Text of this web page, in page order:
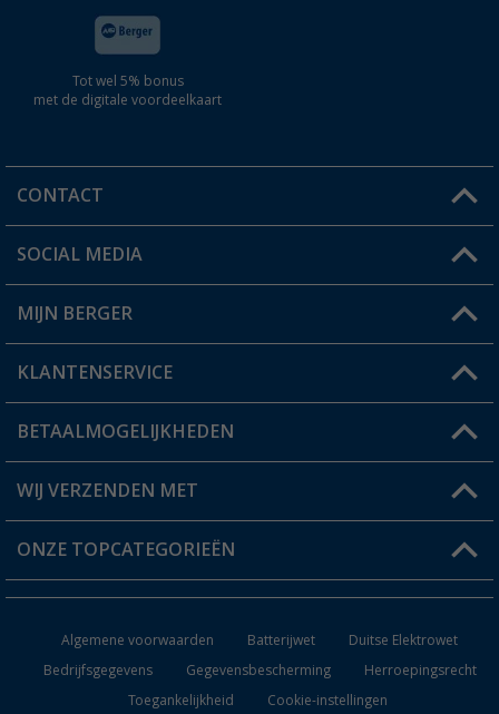
Tot wel 5% bonus
met de digitale voordeelkaart
CONTACT
Een vraag?
Winkel vinden
SOCIAL MEDIA
MIJN BERGER
Mijn account
Status bestelling
Verlanglijstje
KLANTENSERVICE
FAQ & Contact
Verzendinformatie
Catalogus
BETAALMOGELIJKHEDEN
WIJ VERZENDEN MET
ONZE TOPCATEGORIEËN
Keukenaccessoires
Campingmeubilair
Algemene voorwaarden Batterijwet
Duitse Elektrowet
Bedrijfsgegevens
Gegevensbescherming
Herroepingsrecht
Toegankelijkheid
Cookie-instellingen